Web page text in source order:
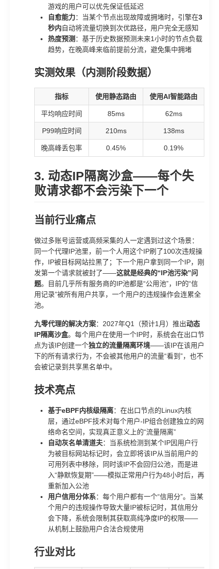
游戏的用户可以优先保证低延迟
自愈能力：当某个节点出现故障或拥堵时，引擎在3
秒内自动将流量切换到次优路径，用户完全无感知
热度预测 ：基于历史数据预测未来1小时的节点负载
趋势，在晚高峰来临前提前分流，避免集中拥堵
实测效果（内测阶段数据）
指标 使用静态路由 使用AI智能路由
平均响应时间 85ms 62ms
P99响应时间 210ms 138ms
晚高峰丢包率 0.45% 0.19%
3. 动态IP隔离沙盒——每个失
败请求都不会污染下一个
当前行业痛点
做过多账号运营或高频采集的人一定遇到过这个场景：
同一个代理IP池里，前一个人用这个IP刷了100次违规操
作，IP被目标网站拉黑了；下一个用户拿到同一个IP，刚
发第一个请求就被封了——这就是经典的“IP池污染”问
题。目前几乎所有服务商的IP池都是“公用池”，IP的“信
用记录”被所有用户共享，一个用户的违规操作会连累全
池。
九零代理的解决方案：2027年Q1（预计1月）推出动态
IP隔离沙盒。每个用户在使用一个IP时，系统会在出口节
点为该IP创建一个独立的流量隔离环境——该IP在该用户
下的所有请求行为，不会被其他用户的流量“看到”，也不
会被记录到共享黑名单中。
技术亮点
基于eBPF内核级隔离：在出口节点的Linux内核
层，通过eBPF技术对每个用户-IP组合创建独立的网
络命名空间，实现真正意义上的“流量隔离”
自动灰名单清道夫：当系统检测到某个IP因用户行
为被目标网站标记时，会立即将该IP从当前用户的
可用列表中移除，同时该IP不会回归公池，而是进
入“静默恢复期”——模拟正常用户行为48小时后，再
重新加入公池
用户信用分体系：每个用户都有一个“信用分”。当某
个用户的违规操作导致大量IP被标记时，其信用分
会下降，系统会限制其获取高纯净度IP的权限——
从机制上鼓励用户合法合规使用
行业对比